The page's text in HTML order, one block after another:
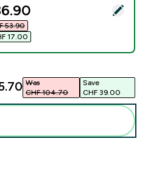
- Impact Whey Protein -
price
53.90‎
17.00‎
Was
CHF 104.70‎
Save
CHF 39.00‎